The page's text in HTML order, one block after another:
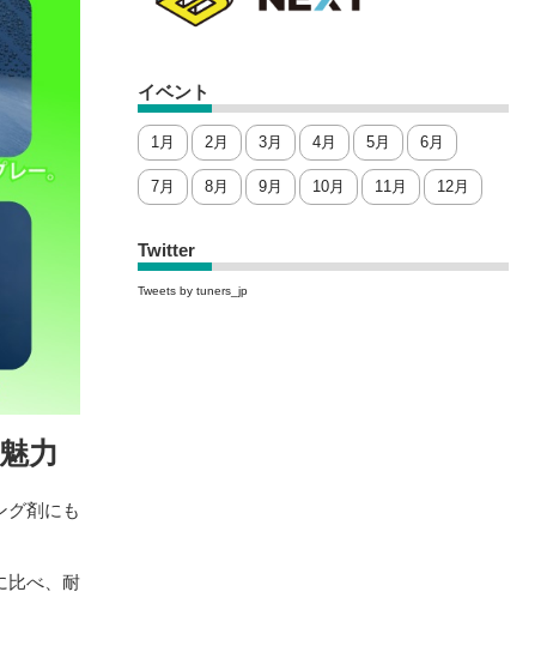
力
グ剤にも
比べ、耐
イベント
1月 2月 3月 4月 5月 6月
7月 8月 9月 10月 11月 12月
Twitter
Tweets by tuners_jp